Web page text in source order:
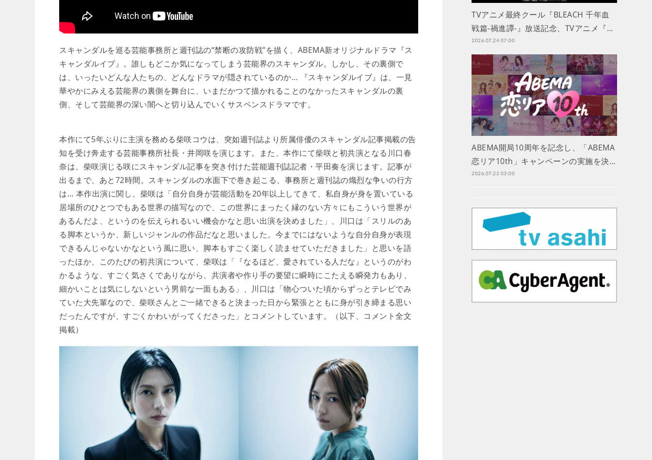
スキャンダルを巡る芸能事務所と週刊誌の“禁断の攻防戦”を描く、ABEMA新オリジナルドラマ『ス
キャンダルイブ』。誰しもどこか気になってしまう芸能界のスキャンダル。しかし、その裏側で
は、いったいどんな人たちの、どんなドラマが隠されているのか… 『スキャンダルイブ』は、一見
華やかにみえる芸能界の裏側を舞台に、いまだかつて描かれることのなかったスキャンダルの裏
側、そして芸能界の深い闇へと切り込んでいくサスペンスドラマです。
本作にて5年ぶりに主演を務める柴咲コウは、突如週刊誌より所属俳優のスキャンダル記事掲載の告
知を受け奔走する芸能事務所社長・井岡咲を演じます。また、本作にて柴咲と初共演となる川口春
奈は、柴咲演じる咲にスキャンダル記事を突き付けた芸能週刊誌記者・平田奏を演じます。記事が
出るまで、あと72時間。スキャンダルの水面下で巻き起こる、事務所と週刊誌の熾烈な争いの行方
は… 本作出演に関し、柴咲は「自分自身が芸能活動を20年以上してきて、私自身が身を置いている
居場所のひとつでもある世界の描写なので、この世界にまったく縁のない方々にもこういう世界が
あるんだよ、というのを伝えられるいい機会かなと思い出演を決めました」、川口は「スリルのあ
る脚本というか、新しいジャンルの作品だなと思いました。今までにはないような自分自身が表現
できるんじゃないかなという風に思い、脚本もすごく楽しく読ませていただきました」と思いを語
ったほか、このたびの初共演について、柴咲は「『なるほど、愛されている人だな』というのがわ
かるような、すごく気さくでありながら、共演者や作り手の要望に瞬時にこたえる瞬発力もあり、
細かいことは気にしないという男前な一面もある」、川口は「物心ついた頃からずっとテレビでみ
ていた大先輩なので、柴咲さんとご一緒できると決まった日から緊張とともに身が引き締まる思い
だったんですが、すごくかわいがってくださった」とコメントしています。（以下、コメント全文
掲載）
TVアニメ最終クール『BLEACH 千年血
戦篇-禍進譚-』放送記念、TVアニメ『…
2026.07.24 07:00
ABEMA開局10周年を記念し、「ABEMA
恋リア10th」キャンペーンの実施を決…
2026.07.22 03:00